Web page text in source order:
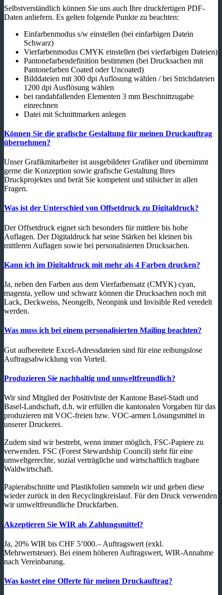
Selbstverständlich können Sie uns auch Ihre druckfertigen PDF-
Daten anliefern. Es gelten folgende Punkte zu beachten:
Einfarbenmodus s/w einstellen (bei einfarbigen Datein
Schwarz)
Vierfarbenmodus CMYK einstellen (bei vierfarbigen Dateien)
Pantonefarbendefinition bestimmen (bei Drucksachen mit
Pantonefarben Coated oder Uncoated)
Bilddateien mit 300 dpi Auflösung wählen / bei Strichdateien
1200 dpi Ausflösung wählen
bei randabfallenden Elementen 3 mm Beschnittzugabe
einrechnen
Datei mit Schnittmarken anlegen
Können Sie die grafische Gestaltung für meinen Druckauftrag
übernehmen?
Unser Grafikmitarbeiter ist ausgebildeter Grafiker und übernimmt
gerne die Konzeption sowie grafische Gestaltung Ihres
Druckprojektes und berät Sie kompetent und stilsicher in allen
Fragen.
Was ist der Unterschied von Offsetdruck zu Digitaldruck?
Der Offsetdruck eignet sich besonders für mittlere bis hohe
Auflagen. Der Digitaldruck hat seine Stärken bei kleinen bis
mittleren Auflagen sowie bei personalisierten Drucksachen.
Kann ich im Digitaldruck mit mehr als 4 Farben drucken?
Ja, neben den Farben aus dem Vierfarbensatz (CMYK) cyan,
magenta, yellow und schwarz können die Drucksachen noch mit
Lack, Deckweiss, Neongelb, Neonpink und Invisible Red veredelt
werden.
Was muss ich bei einem personalisierten Mailing beachten?
Gut aufbereitete Excel-Adressdateien sind für eine reibungslose
Auftragsabwicklung von Vorteil.
Produzieren Sie nachhaltig und umweltfreundlich?
Wir sind Mitglied der Positivliste der Kantone Basel-Stadt und
Basel-Landschaft, d.h. wir erfüllen die kantonalen Vorgaben für das
produzieren mit VOC-freien bzw. VOC-armen Lösungsmittel in
unserer Druckerei.
Zudem sind wir bestrebt, wenn immer möglich, FSC-Papiere zu
verwenden. FSC (Forest Stewardship Council) steht für eine
umweltgerechte, sozial verträgliche und wirtschaftlich tragbare
Waldwirtschaft.
Papierabschnitte und Plastikfolien sammeln wir und geben diese
wieder zurück in den Recyclingkreislauf. Für den Druck verwenden
wir umweltfreundliche Druckfarben.
Akzeptieren Sie WIR als Zahlungsmittel?
Ja, 20% WIR bis CHF 5’000.– Auftragswert (exkl.
Mehrwertsteuer). Bei einem höheren Auftragswert, WIR-Annahme
nach Vereinbarung.
Was kostet eine Offerte für meinen Druckauftrag?